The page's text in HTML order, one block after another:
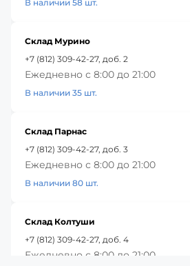
В наличии 58 шт.
Склад Мурино
+7 (812) 309-42-27, доб. 2
Ежедневно с 8:00 до 21:00
В наличии 35 шт.
Склад Парнас
+7 (812) 309-42-27, доб. 3
Ежедневно с 8:00 до 21:00
В наличии 80 шт.
Склад Колтуши
+7 (812) 309-42-27, доб. 4
Ежедневно с 8:00 до 21:00